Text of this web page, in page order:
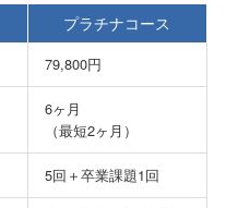
プラチナコース
79,800円
6ヶ月
（最短2ヶ月）
5回＋卒業課題1回